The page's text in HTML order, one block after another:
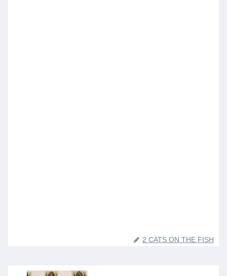
2 CATS ON THE FISH